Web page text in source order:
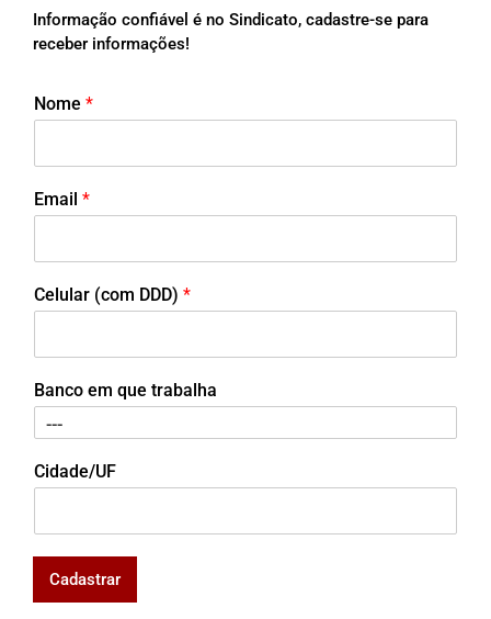
Informação confiável é no Sindicato, cadastre-se para
receber informações!
Nome *
Email *
Celular (com DDD) *
Banco em que trabalha
Cidade/UF
Cadastrar